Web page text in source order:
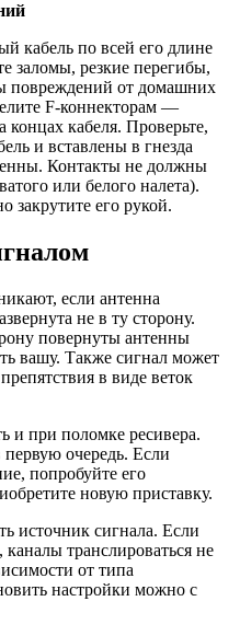
кабель по всей его длине
заломы, резкие перегибы,
повреждений от домашних
F-коннекторам —
кабеля. Проверьте,
и вставлены в гнезда
Контакты не должны
или белого налета).
закрутите его рукой.
если антенна
не в ту сторону.
повернуты антенны
вашу. Также сигнал может
в виде веток
и при поломке ресивера.
очередь. Если
попробуйте его
новую приставку.
источник сигнала. Если
транслироваться не
от типа
настройки можно с